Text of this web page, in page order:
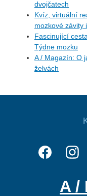
dvojčatech
Kvíz, virtuální
mozkové závity
Fascinující
Týdne mozku
A / Magazín: O
želvách
A /